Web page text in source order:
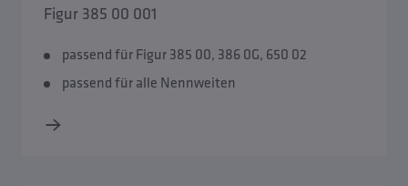
Figur 385 00 001
passend für Figur 385 00, 386 0G, 650 02
passend für alle Nennweiten